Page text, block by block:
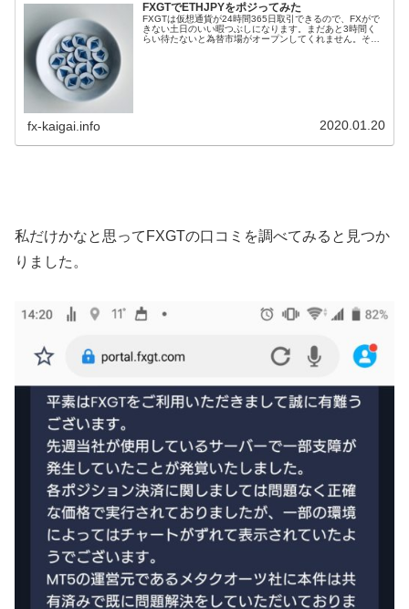
FXGTでETHJPYをポジってみた
FXGTは仮想通貨が24時間365日取引できるので、FXがで
きない土日のいい暇つぶしになります。まだあと3時間く
らい待たないと為替市場がオープンしてくれません。そこ
fx-kaigai.info 2020.01.20
私だけかなと思ってFXGTの口コミを調べてみると見つか
りました。